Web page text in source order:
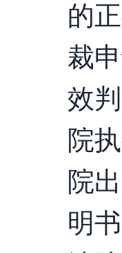
的
裁
效
院
院
明